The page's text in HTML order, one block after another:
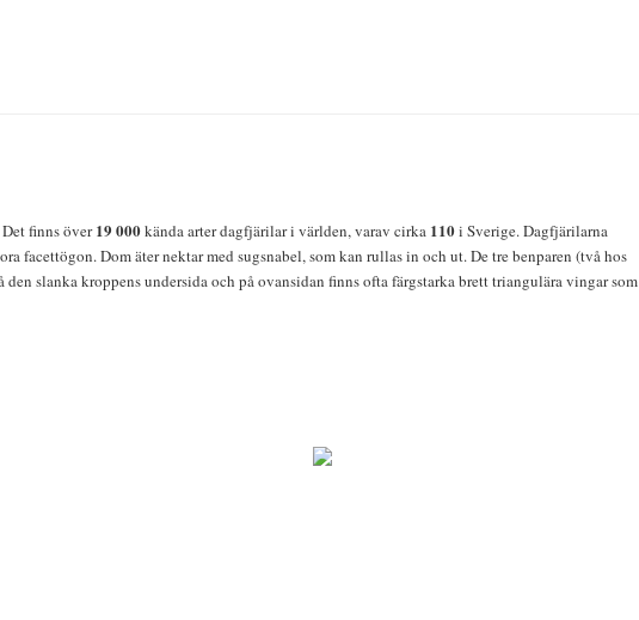
finns över19 000kända arter dagfjärilar i världen, varav cirka 110i Sverige. Dagfjärilarna
facettögon. Dom äter nektar med sugsnabel, som kan rullas in och ut. De tre benparen (två hos
slanka kroppens undersida och på ovansidan finns ofta färgstarka brett triangulära vingar som